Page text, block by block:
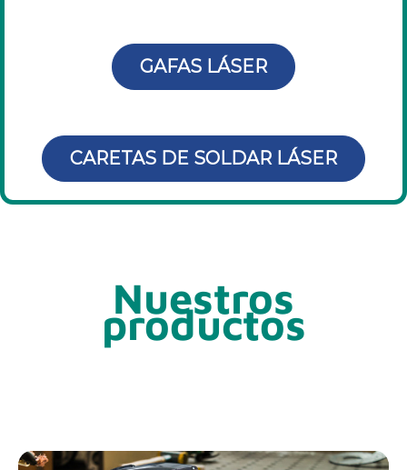
GAFAS LÁSER
CARETAS DE SOLDAR LÁSER
Nuestros
productos